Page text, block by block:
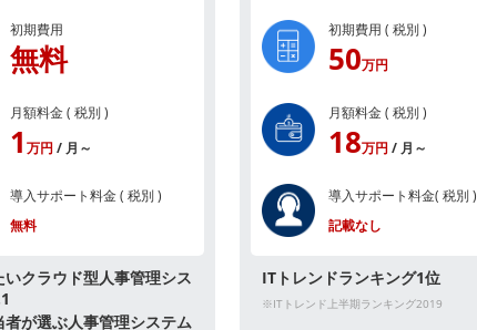
初期費用
無料
月額料金 ( 税別 )
1 万円/ 月～
導入サポート料金( 税別 )
無料
いクラウド型人事管理シス
者が選ぶ人事管理システム
初期費用 ( 税別 )
50万円
月額料金 ( 税別 )
18万円/ 月～
導入サポート料金( 税別 )
記載なし
ITトレンドランキング1位
※ITトレンド上半期ランキング2019